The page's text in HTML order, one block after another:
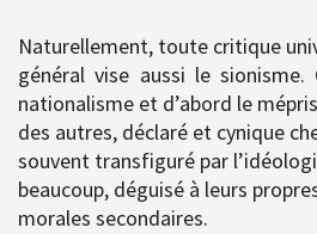
Naturellement, toute critique
général vise aussi le
nationalisme et d’abord le
des autres, déclaré et cynique
souvent transfiguré par
beaucoup, déguisé à leurs
morales secondaires.